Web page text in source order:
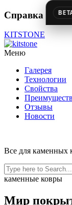
Справка
KITSTONE
Меню
Галерея
Технологии
Свойства
Отзывы
Новости
Все для каменных
каменные ковры
Мир